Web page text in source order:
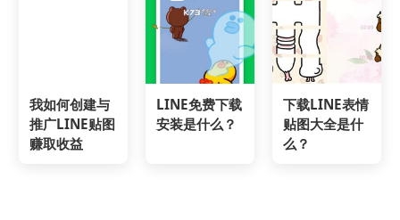
我如何创建与
推广LINE贴图
赚取收益
LINE免费下载
安装是什么？
下载LINE表情
贴图大全是什
么？